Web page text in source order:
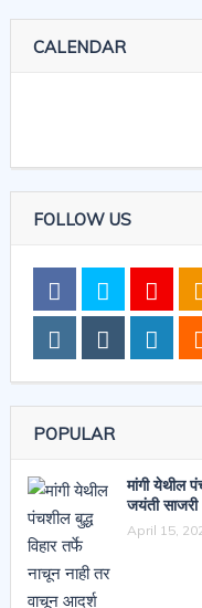
CALENDAR
FOLLOW US
POPULAR
मांगी येथील
जयंती साजरी
April 15,